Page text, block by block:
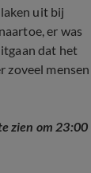
uit bij
er was
dat het
zoveel mensen
zien om 23:00